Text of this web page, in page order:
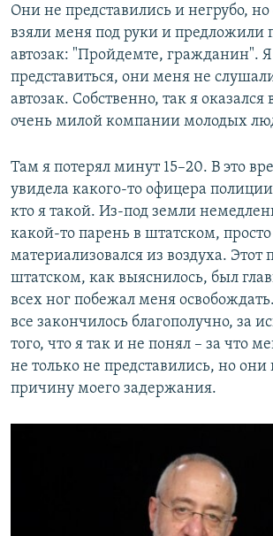
Они не представились и негрубо, но
взяли меня под руки и предложили
автозак: "Пройдемте, гражданин".
представиться, они меня не
автозак. Собственно, так я оказался
очень милой компании молодых
Там я потерял минут 15–20. В это
увидела какого-то офицера
кто я такой. Из-под земли
какой-то парень в штатском, просто
материализовался из воздуха. Этот
штатском, как выяснилось, был
всех ног побежал меня
все закончилось благополучно, за
того, что я так и не понял – за что
не только не представились, но
причину моего задержания.